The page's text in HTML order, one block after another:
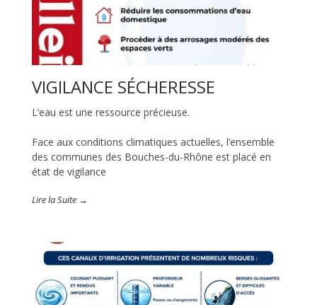
VIGILANCE SÉCHERESSE
L’eau est une ressource précieuse.
Face aux conditions climatiques actuelles, l’ensemble
des communes des Bouches-du-Rhône est placé en
état de vigilance
Lire la Suite →